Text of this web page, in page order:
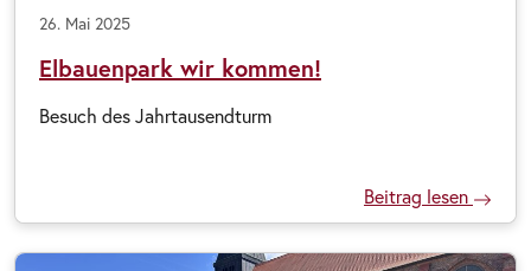
26. Mai 2025
Elbauenpark wir kommen!
Besuch des Jahrtausendturm
Beitrag lesen